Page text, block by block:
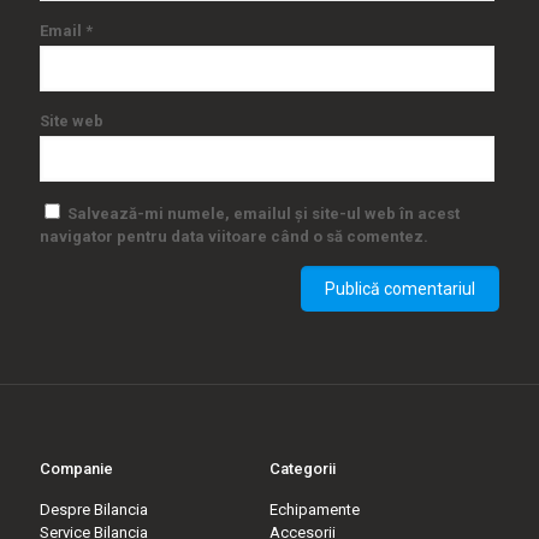
Email *
Site web
Salvează-mi numele, emailul și site-ul web în acest
navigator pentru data viitoare când o să comentez.
Companie
Despre Bilancia
Service Bilancia
Categorii
Echipamente
Accesorii